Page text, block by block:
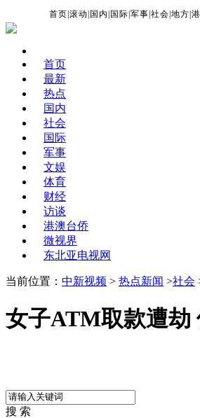
首页 |滚动 国内 国际 |军事 |社会 |地方 |
首页
最新
热点
国内
社会
国际
军事
文娱
体育
财经
访谈
港澳台侨
微视界
东北亚电视网
当前位置： 中新视频 > 热点新闻 >社会
女子ATM取款遭劫
搜 索